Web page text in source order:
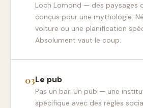
Loch Lomond — des paysages
conçus pour une mythologie.
voiture ou une planification
Absolument vaut le coup.
Le pub
Pas un bar. Un pub — une
spécifique avec des règles